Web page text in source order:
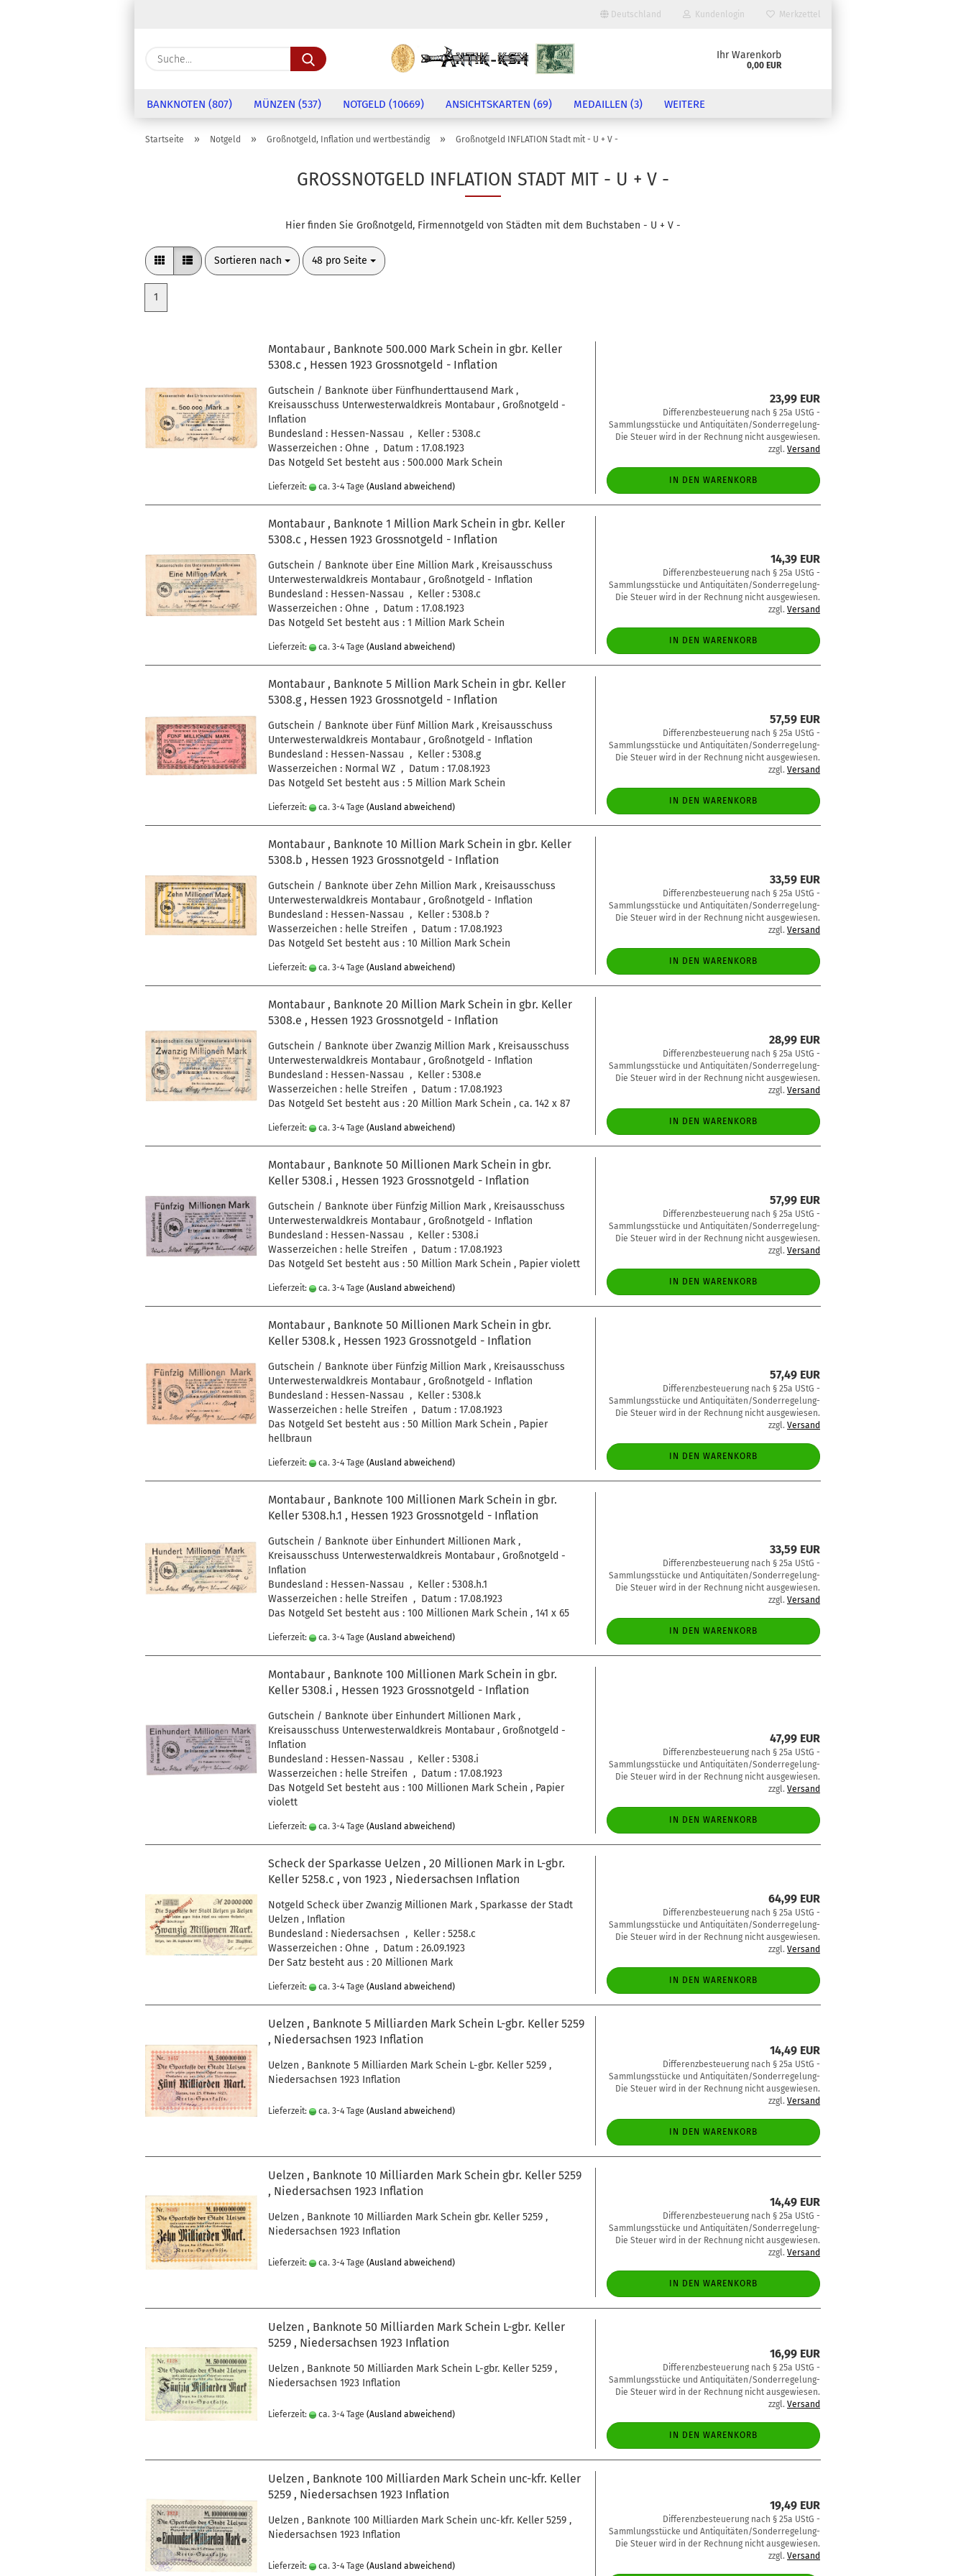
Deutschland
Lieferland
Kundenlogin
Passwort
Konto erstellen
Merkzettel
Suche... Ihr Warenkorb
0,00 EUR
BANKNOTEN (807) MÜNZEN (537) NOTGELD (10669) ANSICHTSKARTEN (69) MEDAILLEN (3) WEITERE
Startseite » Notgeld » Großnotgeld, Inflation und wertbeständig » Großnotgeld INFLATION Stadt mit - U + V -
GROSSNOTGELD INFLATION STADT MIT - U + V -
Hier finden Sie Großnotgeld, Firmennotgeld von Städten mit dem Buchstaben - U + V -
Sortieren nach
Sortieren nach 48 pro Seite
pro Seite
1
Montabaur , Banknote 500.000 Mark Schein in gbr. Keller
5308.c , Hessen 1923 Grossnotgeld - Inflation
Gutschein / Banknote über Fünfhunderttausend Mark ,
Kreisausschuss Unterwesterwaldkreis Montabaur , Großnotgeld -
Inflation
Bundesland : Hessen-Nassau , Keller : 5308.c
Wasserzeichen : Ohne , Datum : 17.08.1923
Das Notgeld Set besteht aus : 500.000 Mark Schein
Lieferzeit: ca. 3-4 Tage (Ausland abweichend)
23,99 EUR
Differenzbesteuerung nach § 25a UStG -
Sammlungsstücke und Antiquitäten/Sonderregelung-
Die Steuer wird in der Rechnung nicht ausgewiesen.
zzgl. Versand
IN DEN WARENKORB
Montabaur , Banknote 1 Million Mark Schein in gbr. Keller
5308.c , Hessen 1923 Grossnotgeld - Inflation
Gutschein / Banknote über Eine Million Mark , Kreisausschuss
Unterwesterwaldkreis Montabaur , Großnotgeld - Inflation
Bundesland : Hessen-Nassau , Keller : 5308.c
Wasserzeichen : Ohne , Datum : 17.08.1923
Das Notgeld Set besteht aus : 1 Million Mark Schein
Lieferzeit: ca. 3-4 Tage (Ausland abweichend)
14,39 EUR
Differenzbesteuerung nach § 25a UStG -
Sammlungsstücke und Antiquitäten/Sonderregelung-
Die Steuer wird in der Rechnung nicht ausgewiesen.
zzgl. Versand
IN DEN WARENKORB
Montabaur , Banknote 5 Million Mark Schein in gbr. Keller
5308.g , Hessen 1923 Grossnotgeld - Inflation
Gutschein / Banknote über Fünf Million Mark , Kreisausschuss
Unterwesterwaldkreis Montabaur , Großnotgeld - Inflation
Bundesland : Hessen-Nassau , Keller : 5308.g
Wasserzeichen : Normal WZ , Datum : 17.08.1923
Das Notgeld Set besteht aus : 5 Million Mark Schein
Lieferzeit: ca. 3-4 Tage (Ausland abweichend)
57,59 EUR
Differenzbesteuerung nach § 25a UStG -
Sammlungsstücke und Antiquitäten/Sonderregelung-
Die Steuer wird in der Rechnung nicht ausgewiesen.
zzgl. Versand
IN DEN WARENKORB
Montabaur , Banknote 10 Million Mark Schein in gbr. Keller
5308.b , Hessen 1923 Grossnotgeld - Inflation
Gutschein / Banknote über Zehn Million Mark , Kreisausschuss
Unterwesterwaldkreis Montabaur , Großnotgeld - Inflation
Bundesland : Hessen-Nassau , Keller : 5308.b ?
Wasserzeichen : helle Streifen , Datum : 17.08.1923
Das Notgeld Set besteht aus : 10 Million Mark Schein
Lieferzeit: ca. 3-4 Tage (Ausland abweichend)
33,59 EUR
Differenzbesteuerung nach § 25a UStG -
Sammlungsstücke und Antiquitäten/Sonderregelung-
Die Steuer wird in der Rechnung nicht ausgewiesen.
zzgl. Versand
IN DEN WARENKORB
Montabaur , Banknote 20 Million Mark Schein in gbr. Keller
5308.e , Hessen 1923 Grossnotgeld - Inflation
Gutschein / Banknote über Zwanzig Million Mark , Kreisausschuss
Unterwesterwaldkreis Montabaur , Großnotgeld - Inflation
Bundesland : Hessen-Nassau , Keller : 5308.e
Wasserzeichen : helle Streifen , Datum : 17.08.1923
Das Notgeld Set besteht aus : 20 Million Mark Schein , ca. 142 x 87
Lieferzeit: ca. 3-4 Tage (Ausland abweichend)
28,99 EUR
Differenzbesteuerung nach § 25a UStG -
Sammlungsstücke und Antiquitäten/Sonderregelung-
Die Steuer wird in der Rechnung nicht ausgewiesen.
zzgl. Versand
IN DEN WARENKORB
Montabaur , Banknote 50 Millionen Mark Schein in gbr.
Keller 5308.i , Hessen 1923 Grossnotgeld - Inflation
Gutschein / Banknote über Fünfzig Million Mark , Kreisausschuss
Unterwesterwaldkreis Montabaur , Großnotgeld - Inflation
Bundesland : Hessen-Nassau , Keller : 5308.i
Wasserzeichen : helle Streifen , Datum : 17.08.1923
Das Notgeld Set besteht aus : 50 Million Mark Schein , Papier violett
Lieferzeit: ca. 3-4 Tage (Ausland abweichend)
57,99 EUR
Differenzbesteuerung nach § 25a UStG -
Sammlungsstücke und Antiquitäten/Sonderregelung-
Die Steuer wird in der Rechnung nicht ausgewiesen.
zzgl. Versand
IN DEN WARENKORB
Montabaur , Banknote 50 Millionen Mark Schein in gbr.
Keller 5308.k , Hessen 1923 Grossnotgeld - Inflation
Gutschein / Banknote über Fünfzig Million Mark , Kreisausschuss
Unterwesterwaldkreis Montabaur , Großnotgeld - Inflation
Bundesland : Hessen-Nassau , Keller : 5308.k
Wasserzeichen : helle Streifen , Datum : 17.08.1923
Das Notgeld Set besteht aus : 50 Million Mark Schein , Papier
hellbraun
Lieferzeit: ca. 3-4 Tage (Ausland abweichend)
57,49 EUR
Differenzbesteuerung nach § 25a UStG -
Sammlungsstücke und Antiquitäten/Sonderregelung-
Die Steuer wird in der Rechnung nicht ausgewiesen.
zzgl. Versand
IN DEN WARENKORB
Montabaur , Banknote 100 Millionen Mark Schein in gbr.
Keller 5308.h.1 , Hessen 1923 Grossnotgeld - Inflation
Gutschein / Banknote über Einhundert Millionen Mark ,
Kreisausschuss Unterwesterwaldkreis Montabaur , Großnotgeld -
Inflation
Bundesland : Hessen-Nassau , Keller : 5308.h.1
Wasserzeichen : helle Streifen , Datum : 17.08.1923
Das Notgeld Set besteht aus : 100 Millionen Mark Schein , 141 x 65
Lieferzeit: ca. 3-4 Tage (Ausland abweichend)
33,59 EUR
Differenzbesteuerung nach § 25a UStG -
Sammlungsstücke und Antiquitäten/Sonderregelung-
Die Steuer wird in der Rechnung nicht ausgewiesen.
zzgl. Versand
IN DEN WARENKORB
Montabaur , Banknote 100 Millionen Mark Schein in gbr.
Keller 5308.i , Hessen 1923 Grossnotgeld - Inflation
Gutschein / Banknote über Einhundert Millionen Mark ,
Kreisausschuss Unterwesterwaldkreis Montabaur , Großnotgeld -
Inflation
Bundesland : Hessen-Nassau , Keller : 5308.i
Wasserzeichen : helle Streifen , Datum : 17.08.1923
Das Notgeld Set besteht aus : 100 Millionen Mark Schein , Papier
violett
Lieferzeit: ca. 3-4 Tage (Ausland abweichend)
47,99 EUR
Differenzbesteuerung nach § 25a UStG -
Sammlungsstücke und Antiquitäten/Sonderregelung-
Die Steuer wird in der Rechnung nicht ausgewiesen.
zzgl. Versand
IN DEN WARENKORB
Scheck der Sparkasse Uelzen , 20 Millionen Mark in L-gbr.
Keller 5258.c , von 1923 , Niedersachsen Inflation
Notgeld Scheck über Zwanzig Millionen Mark , Sparkasse der Stadt
Uelzen , Inflation
Bundesland : Niedersachsen , Keller : 5258.c
Wasserzeichen : Ohne , Datum : 26.09.1923
Der Satz besteht aus : 20 Millionen Mark
Lieferzeit: ca. 3-4 Tage (Ausland abweichend)
64,99 EUR
Differenzbesteuerung nach § 25a UStG -
Sammlungsstücke und Antiquitäten/Sonderregelung-
Die Steuer wird in der Rechnung nicht ausgewiesen.
zzgl. Versand
IN DEN WARENKORB
Uelzen , Banknote 5 Milliarden Mark Schein L-gbr. Keller 5259
, Niedersachsen 1923 Inflation
Uelzen , Banknote 5 Milliarden Mark Schein L-gbr. Keller 5259 ,
Niedersachsen 1923 Inflation
Lieferzeit: ca. 3-4 Tage (Ausland abweichend)
14,49 EUR
Differenzbesteuerung nach § 25a UStG -
Sammlungsstücke und Antiquitäten/Sonderregelung-
Die Steuer wird in der Rechnung nicht ausgewiesen.
zzgl. Versand
IN DEN WARENKORB
Uelzen , Banknote 10 Milliarden Mark Schein gbr. Keller 5259
, Niedersachsen 1923 Inflation
Uelzen , Banknote 10 Milliarden Mark Schein gbr. Keller 5259 ,
Niedersachsen 1923 Inflation
Lieferzeit: ca. 3-4 Tage (Ausland abweichend)
14,49 EUR
Differenzbesteuerung nach § 25a UStG -
Sammlungsstücke und Antiquitäten/Sonderregelung-
Die Steuer wird in der Rechnung nicht ausgewiesen.
zzgl. Versand
IN DEN WARENKORB
Uelzen , Banknote 50 Milliarden Mark Schein L-gbr. Keller
5259 , Niedersachsen 1923 Inflation
Uelzen , Banknote 50 Milliarden Mark Schein L-gbr. Keller 5259 ,
Niedersachsen 1923 Inflation
Lieferzeit: ca. 3-4 Tage (Ausland abweichend)
16,99 EUR
Differenzbesteuerung nach § 25a UStG -
Sammlungsstücke und Antiquitäten/Sonderregelung-
Die Steuer wird in der Rechnung nicht ausgewiesen.
zzgl. Versand
IN DEN WARENKORB
Uelzen , Banknote 100 Milliarden Mark Schein unc-kfr. Keller
5259 , Niedersachsen 1923 Inflation
Uelzen , Banknote 100 Milliarden Mark Schein unc-kfr. Keller 5259 ,
Niedersachsen 1923 Inflation
Lieferzeit: ca. 3-4 Tage (Ausland abweichend)
19,49 EUR
Differenzbesteuerung nach § 25a UStG -
Sammlungsstücke und Antiquitäten/Sonderregelung-
Die Steuer wird in der Rechnung nicht ausgewiesen.
zzgl. Versand